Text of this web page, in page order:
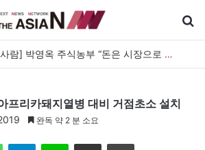
[이상기가 만난 사람] 박영옥 주식농부 “돈은 시장으로 갔지만, 투자는 사라지고 거래만 남았다”
프리카돼지열병 대비 거점초소 설치
완독 약 2 분 소요
Telegram 이메일